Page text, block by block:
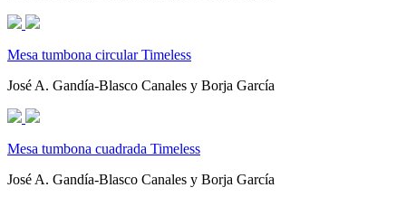
Mesa tumbona circular Timeless
José A. Gandía-Blasco Canales y Borja García
Mesa tumbona cuadrada Timeless
José A. Gandía-Blasco Canales y Borja García